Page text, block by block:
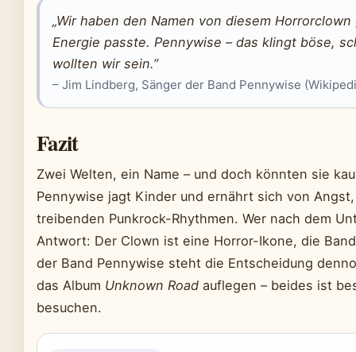
„Wir haben den Namen von diesem
Energie passte. Pennywise – das klingt böse,
wollten wir sein.”
– Jim Lindberg, Sänger der Band Pennywise
Fazit
Zwei Welten, ein Name – und doch könnten sie
Pennywise jagt Kinder und ernährt sich von
treibenden Punkrock-Rhythmen. Wer nach dem
Antwort: Der Clown ist eine Horror-Ikone, die
der Band Pennywise steht die Entscheidung
das Album Unknown Road auflegen – beides ist
besuchen.